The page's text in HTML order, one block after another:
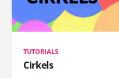
TUTORIALS
Cirkels